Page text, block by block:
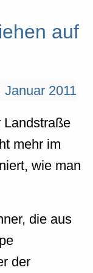
auf
Landstraße
mehr im
wie man
die aus
der